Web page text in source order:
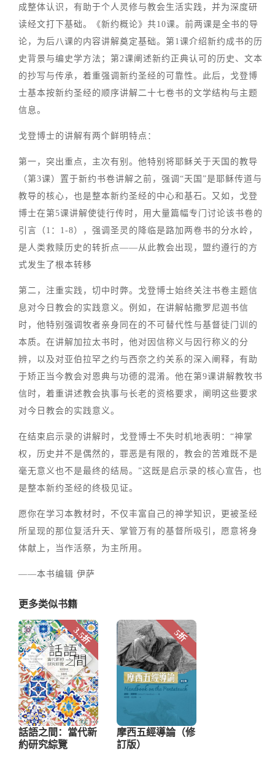
成整体认识，有助于个人灵修与教会生活实践，并为深度研
读经文打下基础。《新约概论》共10课。前两课是全书的导
论，为后八课的内容讲解奠定基础。第1课介绍新约成书的历
史背景与编史学方法；第2课阐述新约正典认可的历史、文本
的抄写与传承，着重强调新约圣经的可靠性。此后，戈登博
士基本按新约圣经的顺序讲解二十七卷书的文学结构与主题
信息。
戈登博士的讲解有两个鲜明特点：
第一，突出重点，主次有别。他特别将耶稣关于天国的教导
（第3课）置于新约书卷讲解之前，强调“天国”是耶稣传道与
教导的核心，也是整本新约圣经的中心和基石。又如，戈登
博士在第5课讲解使徒行传时，用大量篇幅专门讨论该书卷的
引言（1：1-8），强调圣灵的降临是路加两卷书的分水岭，
是人类救赎历史的转折点——从此教会出现，盟约遵行的方
式发生了根本转移
第二，注重实践，切中时弊。戈登博士始终关注书卷主题信
息对今日教会的实践意义。例如，在讲解帖撒罗尼迦书信
时，他特别强调牧者亲身同在的不可替代性与基督徒门训的
本质。在讲解加拉太书时，他对因信称义与因行称义的分
辨，以及对亚伯拉罕之约与西奈之约关系的深入阐释，有助
于矫正当今教会对恩典与功德的混淆。他在第9课讲解教牧书
信时，着重讲述教会执事与长老的资格要求，阐明这些要求
对今日教会的实践意义。
在结束启示录的讲解时，戈登博士不失时机地表明：“神掌
权，历史并不是偶然的，罪恶是有限的，教会的苦难既不是
毫无意义也不是最终的结局。”这既是启示录的核心宣告，也
是整本新约圣经的终极见证。
愿你在学习本教材时，不仅丰富自己的神学知识，更被圣经
所呈现的那位复活升天、掌管万有的基督所吸引，愿意将身
体献上，当作活祭，为主所用。
——本书编辑 伊萨
更多类似书籍